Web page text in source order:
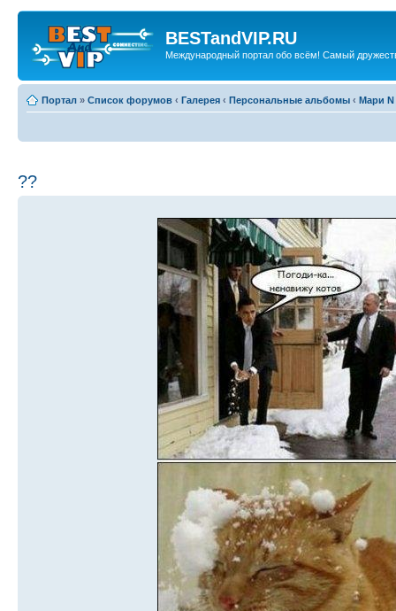
BESTandVIP.RU
Международный портал обо всём! Самый
Портал » Список форумов ‹ Галерея ‹ Персональные альбомы ‹ Мари N
??